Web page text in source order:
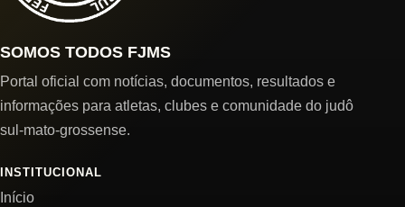
SOMOS TODOS FJMS
Portal oficial com notícias, documentos, resultados e
informações para atletas, clubes e comunidade do judô
sul-mato-grossense.
INSTITUCIONAL
Início